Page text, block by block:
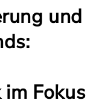
und
Fokus